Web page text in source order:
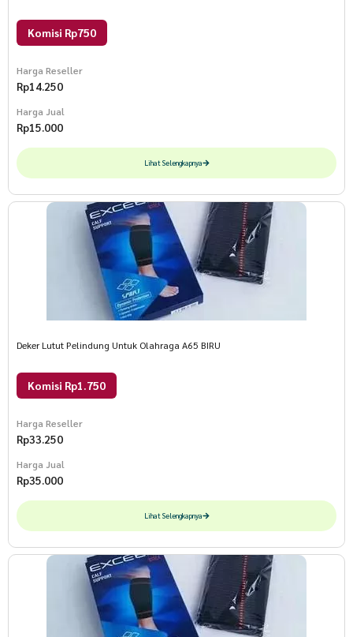
Komisi Rp750
Harga Reseller
Rp14.250
Harga Jual
Rp15.000
Lihat Selengkapnya
Deker Lutut Pelindung Untuk Olahraga A65 BIRU
Komisi Rp1.750
Harga Reseller
Rp33.250
Harga Jual
Rp35.000
Lihat Selengkapnya